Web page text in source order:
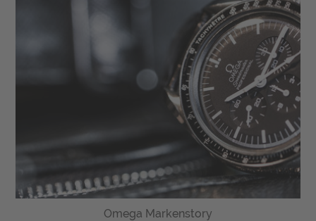
Omega Markenstory